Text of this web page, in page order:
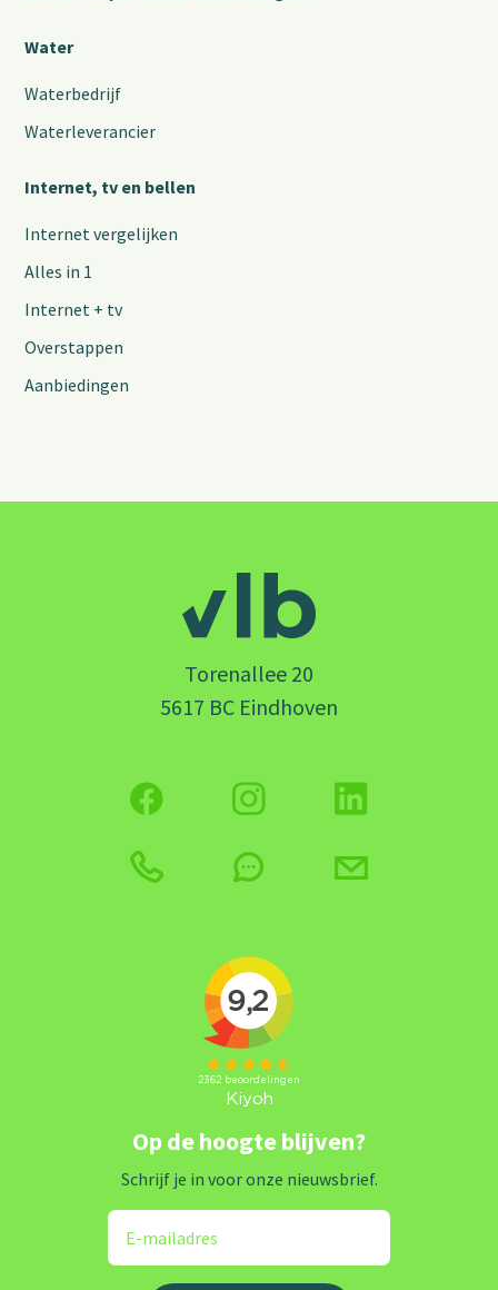
Water
Waterbedrijf
Waterleverancier
Internet, tv en bellen
Internet vergelijken
Alles in 1
Internet + tv
Overstappen
Aanbiedingen
Torenallee 20
5617 BC Eindhoven
Op de hoogte blijven?
Schrijf je in voor onze nieuwsbrief.